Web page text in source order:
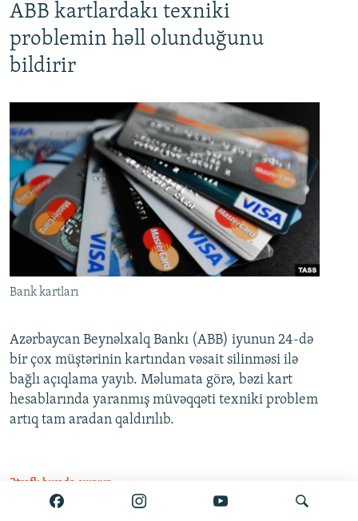
ABB kartlardakı texniki
problemin həll olunduğunu
bildirir
Bank kartları
Azərbaycan Beynəlxalq Bankı (ABB) iyunun 24-də
bir çox müştərinin kartından vəsait silinməsi ilə
bağlı açıqlama yayıb. Məlumata görə, bəzi kart
hesablarında yaranmış müvəqqəti texniki problem
artıq tam aradan qaldırılıb.
Ətraflı burada oxuyun